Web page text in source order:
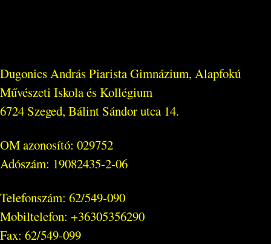
Dugonics András Piarista Gimnázium, Alapfokú
Művészeti Iskola és Kollégium
6724 Szeged, Bálint Sándor utca 14.
OM azonosító: 029752
Adószám: 19082435-2-06
Telefonszám: 62/549-090
Mobiltelefon: +36305356290
Fax: 62/549-099